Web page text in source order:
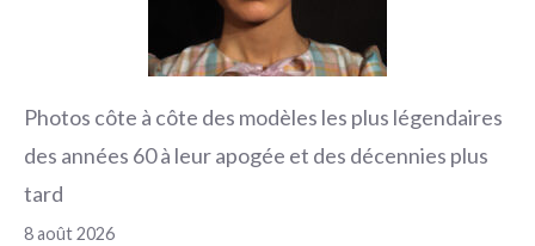
Photos côte à côte des modèles les plus légendaires
des années 60 à leur apogée et des décennies plus
tard
8 août 2026